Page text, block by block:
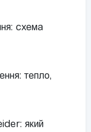
схема
тепло,
який